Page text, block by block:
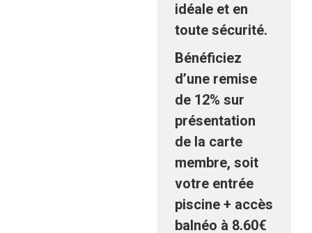
idéale et en
toute sécurité.
Bénéficiez
d’une remise
de 12% sur
présentation
de la carte
membre, soit
votre entrée
piscine + accès
balnéo à 8.60€